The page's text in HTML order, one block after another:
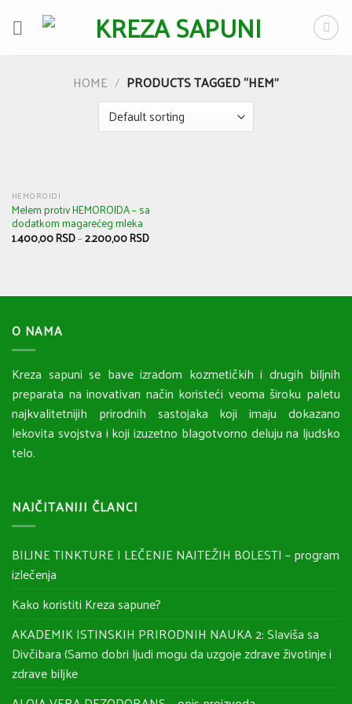
HOME / PRODUCTS TAGGED “HEM”
HEMOROIDI
Melem protiv HEMOROIDA – sa
dodatkom magarećeg mleka
1.400,00RSD–2.200,00RSD
O NAMA
Kreza sapuni se bave izradom kozmetičkih i drugih biljnih
preparata na inovativan način koristeći veoma široku paletu
najkvalitetnijih prirodnih sastojaka koji imaju dokazano
lekovita svojstva i koji izuzetno blagotvorno deluju na ljudsko
telo.
NAJČITANIJI ČLANCI
BILJNE TINKTURE I LEČENJE NAJTEŽIH BOLESTI – program
izlečenja
Kako koristiti Kreza sapune?
AKADEMIK ISTINSKIH PRIRODNIH NAUKA 2: Slaviša sa
Divčibara (Samo dobri ljudi mogu da uzgoje zdrave životinje i
zdrave biljke